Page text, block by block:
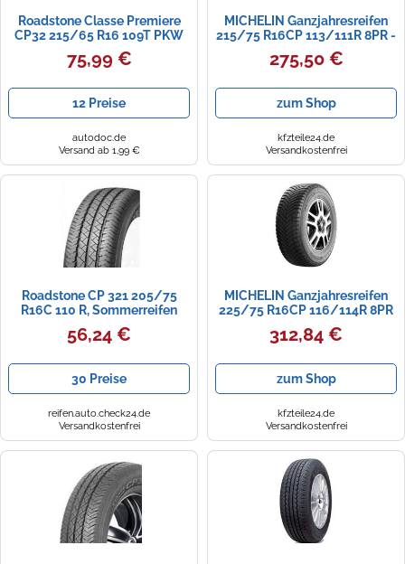
Roadstone Classe Premiere
CP32 215/65 R16 109T PKW
Sommerreifen Reifen
VOLKSWAGEN: Tiguan I,
(7HM, FORD: KUGA 2
11224RSC
75,99 €
12 Preise
autodoc.de
Versand ab 1,99 €
MICHELIN Ganzjahresreifen
215/75 R16CP 113/111R 8PR -
CrossClimate Camping
559355 R16
275,50 €
zum Shop
kfzteile24.de
Versandkostenfrei
Roadstone CP 321 205/75
R16C 110 R, Sommerreifen
56,24 €
30 Preise
reifen.auto.check24.de
Versandkostenfrei
MICHELIN Ganzjahresreifen
225/75 R16CP 116/114R 8PR
- CrossClimate Camping
153813 R16
312,84 €
zum Shop
kfzteile24.de
Versandkostenfrei